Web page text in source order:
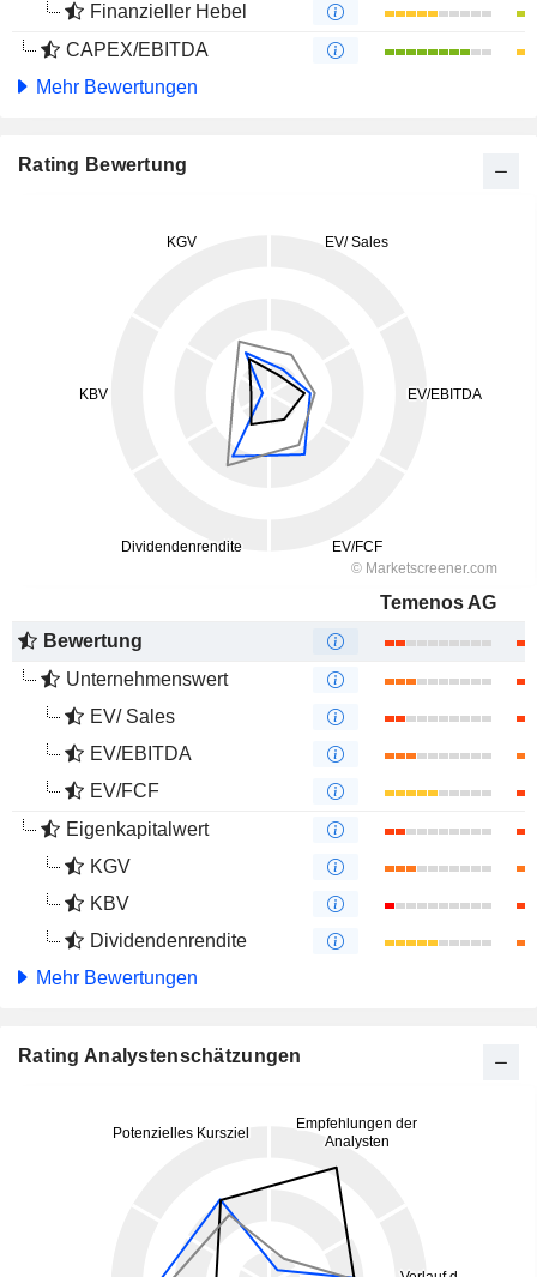
Finanzieller Hebel
CAPEX/EBITDA
Mehr Bewertungen
Rating Bewertung
Temenos AG
Bewertung
Unternehmenswert
EV/ Sales
EV/EBITDA
EV/FCF
Eigenkapitalwert
KGV
KBV
Dividendenrendite
Mehr Bewertungen
Rating Analystenschätzungen